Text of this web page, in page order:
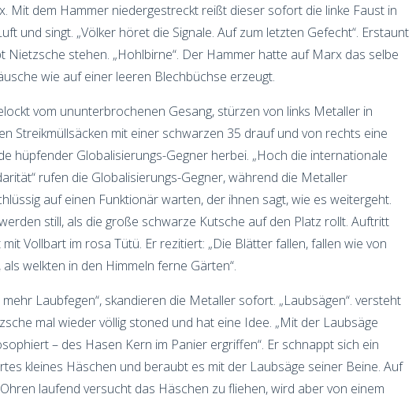
Mit dem Hammer niedergestreckt reißt dieser sofort die linke Faust in
und singt. „Völker höret die Signale. Auf zum letzten Gefecht“. Erstaunt
Nietzsche stehen. „Hohlbirne“. Der Hammer hatte auf Marx das selbe
wie auf einer leeren Blechbüchse erzeugt.
vom ununterbrochenen Gesang, stürzen von links Metaller in
Streikmüllsäcken mit einer schwarzen 35 drauf und von rechts eine
hüpfender Globalisierungs-Gegner herbei. „Hoch die internationale
rufen die Globalisierungs-Gegner, während die Metaller
auf einen Funktionär warten, der ihnen sagt, wie es weitergeht.
still, als die große schwarze Kutsche auf den Platz rollt. Auftritt
Vollbart im rosa Tütü. Er rezitiert: „Die Blätter fallen, fallen wie von
als welkten in den Himmeln ferne Gärten“.
mehr Laubfegen“, skandieren die Metaller sofort. „Laubsägen“. versteht
mal wieder völlig stoned und hat eine Idee. „Mit der Laubsäge
– des Hasen Kern im Panier ergriffen“. Er schnappt sich ein
kleines Häschen und beraubt es mit der Laubsäge seiner Beine. Auf
laufend versucht das Häschen zu fliehen, wird aber von einem